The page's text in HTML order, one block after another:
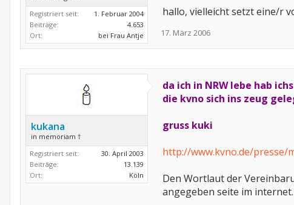
Registriert seit:
1. Februar 2004
Beiträge:
4.653
Ort:
bei Frau Antje
hallo, vielleicht setzt eine/r
17. März 2006
kukana
in memoriam †
Registriert seit:
30. April 2003
Beiträge:
13.139
Ort:
Köln
da ich in NRW lebe hab
die kvno sich ins zeug
gruss kuki
http://www.kvno.de/presse/
Den Wortlaut der
angegeben seite im internet.